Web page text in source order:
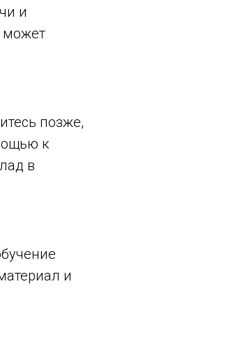
и
может
позже,
к
в
и